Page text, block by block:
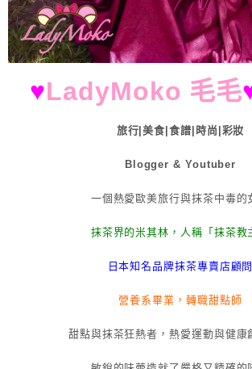
♥LadyMoko 毛毛
旅行|美食|食譜|時尚|彩妝
Blogger & Youtuber
一個熱愛歐美旅行與抹茶中毒的
抹茶界的米其林，人稱「抹茶教
日本知名品牌抹茶專賣店顧問
營養系畢業，轉職甜點師
甜點與抹茶狂熱者，熱愛運動與健康